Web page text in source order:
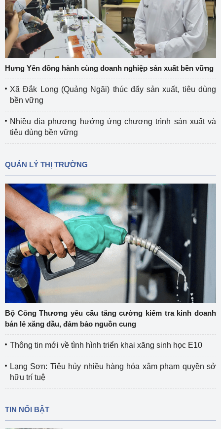
Hưng Yên đồng hành cùng doanh nghiệp sản xuất bền vững
Xã Đắk Long (Quảng Ngãi) thúc đẩy sản xuất, tiêu dùng
bền vững
Nhiều địa phương hưởng ứng chương trình sản xuất và
tiêu dùng bền vững
QUẢN LÝ THỊ TRƯỜNG
Bộ Công Thương yêu cầu tăng cường kiểm tra kinh doanh
bán lẻ xăng dầu, đảm bảo nguồn cung
Thông tin mới về tình hình triển khai xăng sinh học E10
Lạng Sơn: Tiêu hủy nhiều hàng hóa xâm phạm quyền sở
hữu trí tuệ
TIN NỔI BẬT